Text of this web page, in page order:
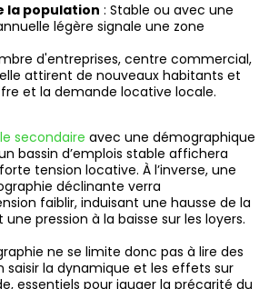
la population : Stable ou avec une
légère signale une zone
d'entreprises, centre commercial,
attirent de nouveaux habitants et
et la demande locative locale.
secondaire avec une démographique
bassin d’emplois stable affichera
tension locative. À l’inverse, une
déclinante verra
faiblir, induisant une hausse de la
pression à la baisse sur les loyers.
ne se limite donc pas à lire des
saisir la dynamique et les effets sur
essentiels pour jauger la précarité du